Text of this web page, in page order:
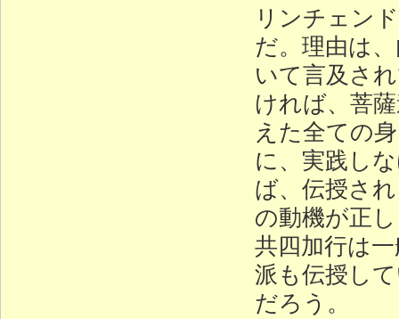
リンチェン
だ。理由は
いて言及さ
ければ、菩
えた全ての
に、実践し
ば、伝授さ
の動機が正
共四加行は
派も伝授し
だろう。